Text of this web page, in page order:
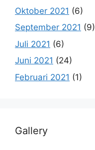
Oktober 2021 (6)
September 2021 (9)
Juli 2021 (6)
Juni 2021 (24)
Februari 2021 (1)
Gallery